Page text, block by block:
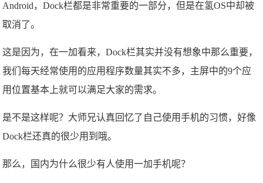
Android，Dock栏都是非常重要的一部分，但是在氢OS中却被
取消了。
这是因为，在一加看来，Dock栏其实并没有想象中那么重要，
我们每天经常使用的应用程序数量其实不多，主屏中的9个应
用位置基本上就可以满足大家的需求。
是不是这样呢？大师兄认真回忆了自己使用手机的习惯，好像
Dock栏还真的很少用到哦。
那么，国内为什么很少有人使用一加手机呢？